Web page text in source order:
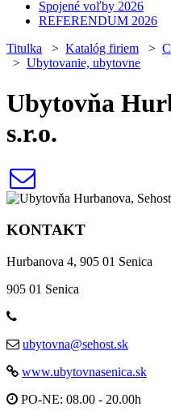
Spojené voľby 2026
REFERENDUM 2026
Titulka > Katalóg firiem >
> Ubytovanie, ubytovne
Ubytovňa
s.r.o.
KONTAKT
Hurbanova 4, 905 01 Senica
905 01 Senica
ubytovna@sehost.sk
www.ubytovnasenica.sk
PO-NE: 08.00 - 20.00h